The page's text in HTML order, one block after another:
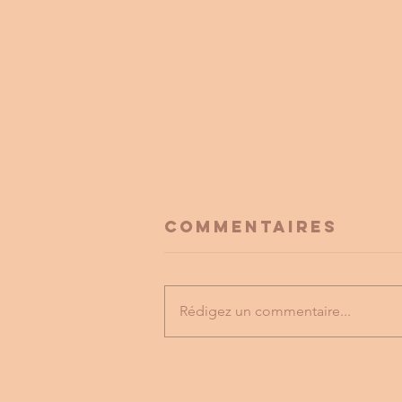
Commentaires
Rédigez un commentaire...